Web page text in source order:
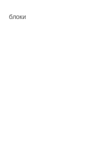
блоки